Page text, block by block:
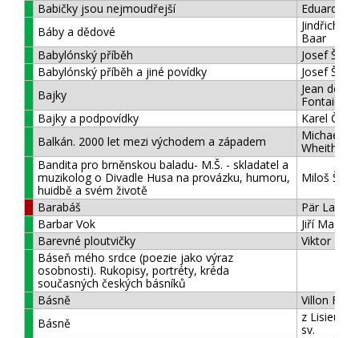
Babičky jsou nejmoudřejší
Eduard
Báby a dědové
Jindřich
Baar
Babylónský příběh
Josef
Babylónský příběh a jiné povídky
Josef
Bajky
Jean de La
Fontaine
Bajky a podpovídky
Karel
Balkán. 2000 let mezi východem a západem
Michael W.
Bandita pro brněnskou baladu- M.Š. - skladatel a
muzikolog o Divadle Husa na provázku, humoru,
huidbě a svém životě
Miloš
Barabáš
Pär
Barbar Vok
Jiří
Barevné ploutvičky
Viktor
Báseň mého srdce (poezie jako výraz
osobnosti). Rukopisy, portréty, kréda
současných českých básníků
Básně
Villon
Básně
z Lisieux
sv.